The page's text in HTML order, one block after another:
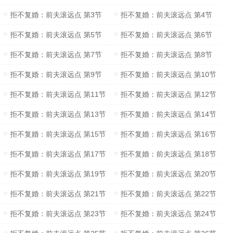
拒不复婚：前夫滚远点 第3节 拒不复婚：前夫滚远点 第4节
拒不复婚：前夫滚远点 第5节 拒不复婚：前夫滚远点 第6节
拒不复婚：前夫滚远点 第7节 拒不复婚：前夫滚远点 第8节
拒不复婚：前夫滚远点 第9节 拒不复婚：前夫滚远点 第10节
拒不复婚：前夫滚远点 第11节 拒不复婚：前夫滚远点 第12节
拒不复婚：前夫滚远点 第13节 拒不复婚：前夫滚远点 第14节
拒不复婚：前夫滚远点 第15节 拒不复婚：前夫滚远点 第16节
拒不复婚：前夫滚远点 第17节 拒不复婚：前夫滚远点 第18节
拒不复婚：前夫滚远点 第19节 拒不复婚：前夫滚远点 第20节
拒不复婚：前夫滚远点 第21节 拒不复婚：前夫滚远点 第22节
拒不复婚：前夫滚远点 第23节 拒不复婚：前夫滚远点 第24节